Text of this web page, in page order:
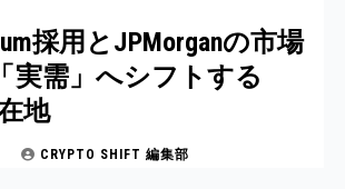
採用とJPMorganの市場
需」へシフトする
地
CRYPTO SHIFT 編集部